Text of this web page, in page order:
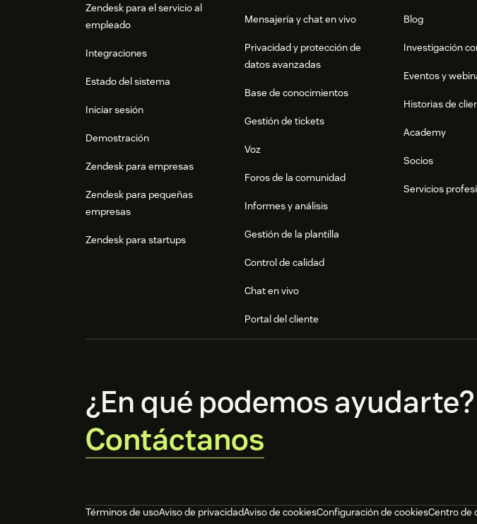
Zendesk para el servicio al
empleado
Integraciones
Estado del sistema
Iniciar sesión
Demostración
Zendesk para empresas
Zendesk para pequeñas
empresas
Zendesk para startups
Mensajería y chat en vivo
Privacidad y protección de
datos avanzadas
Base de conocimientos
Gestión de tickets
Voz
Foros de la comunidad
Informes y análisis
Gestión de la plantilla
Control de calidad
Chat en vivo
Portal del cliente
Blog
Investigación
Eventos y
Historias de
Academy
Socios
Servicios
¿En qué podemos ayudarte?
Contáctanos
Términos de usoAviso de privacidadAviso de cookiesConfiguración de cookiesCentro de